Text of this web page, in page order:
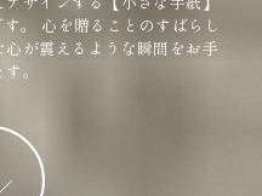
。
心を贈ることのすばらし
が震えるような瞬間をお手
。